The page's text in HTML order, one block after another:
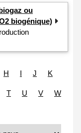
ou
biogénique)
H I J K
T U V W